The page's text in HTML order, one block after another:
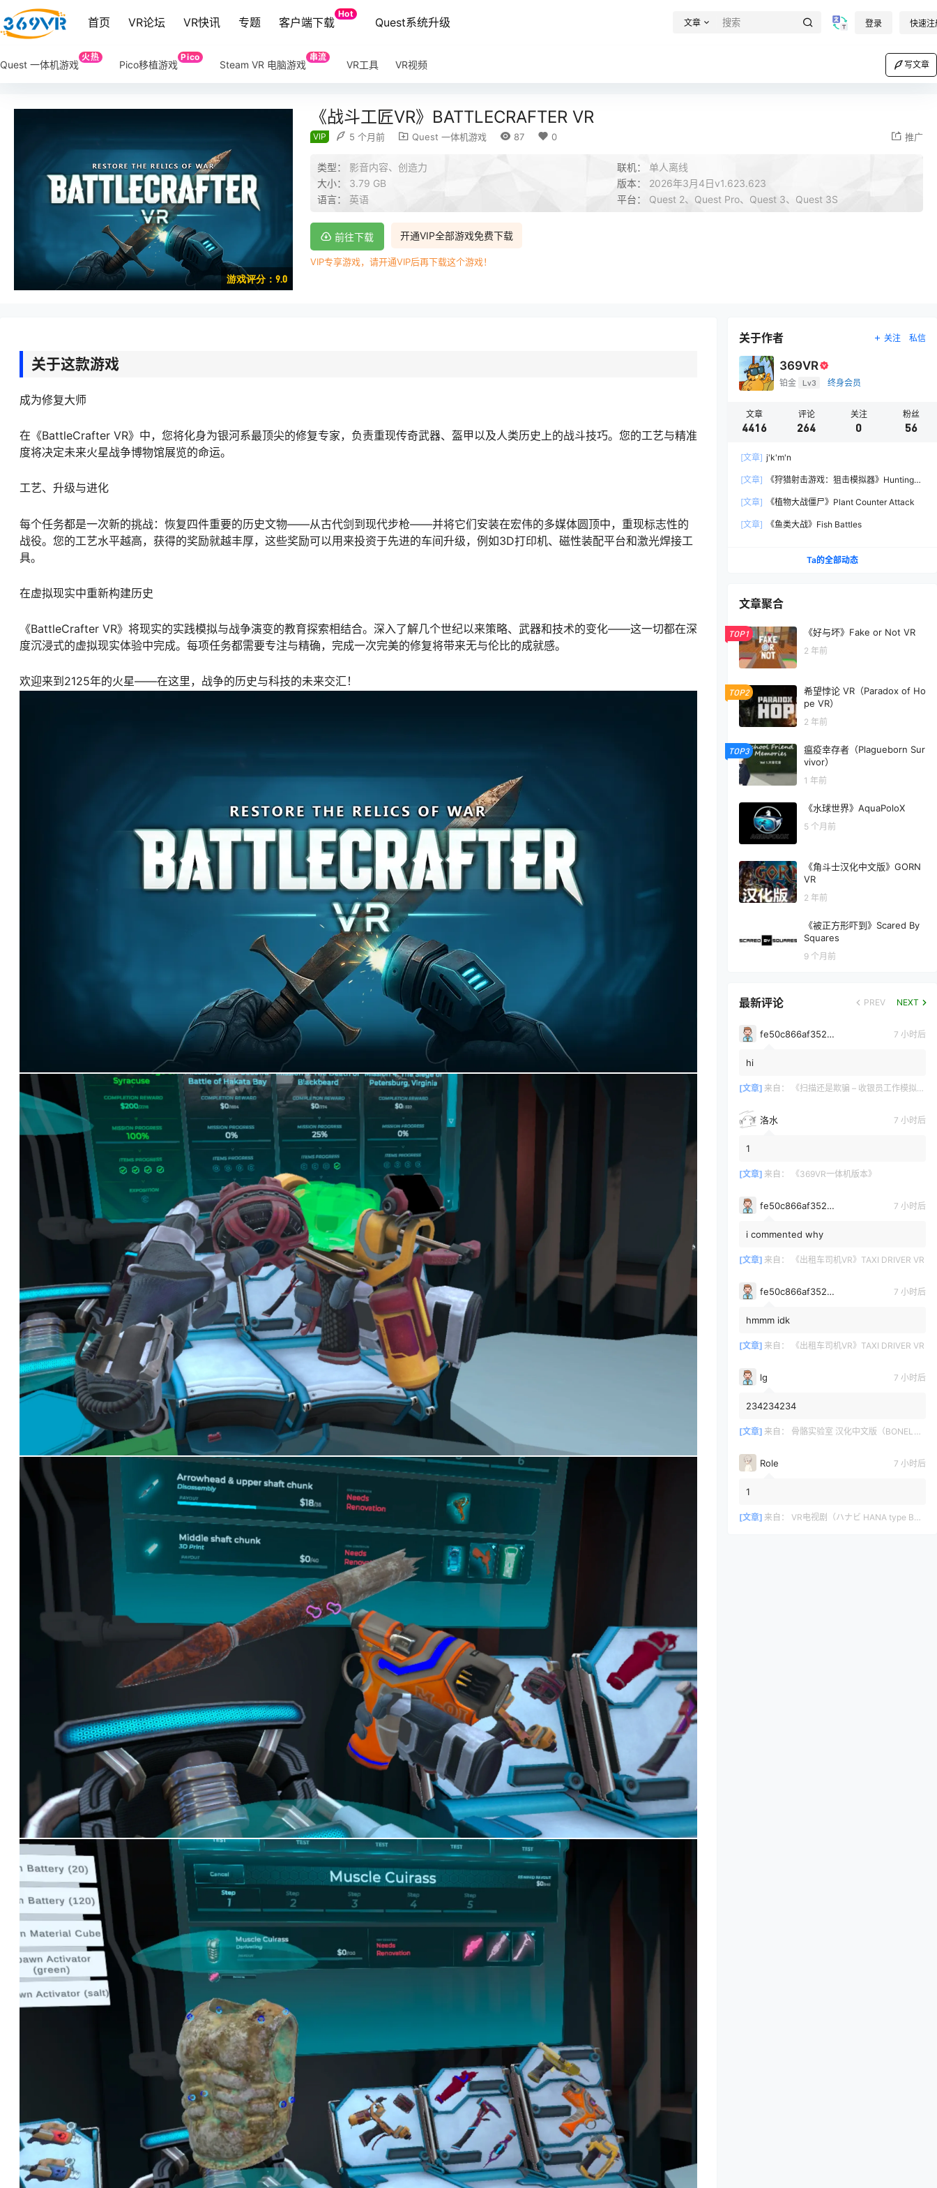
首页 VR论坛 VR快讯 专题 客户端下载
Hot
Quest系统升级 文章 登录 快速注
Quest 一体机游戏
火热
Pico移植游戏
Pico
Steam VR 电脑游戏
串流
VR工具 VR视频 写文章
游戏评分：9.0
《战斗工匠VR》BATTLECRAFTER VR
VIP 5 个月前 Quest 一体机游戏 87 0 推广
类型： 影音内容、创造力 联机： 单人离线
大小： 3.79 GB 版本： 2026年3月4日v1.623.623
语言： 英语 平台： Quest 2、Quest Pro、Quest 3、Quest 3S
开通VIP全部游戏免费下载
前往下载
VIP专享游戏，请开通VIP后再下载这个游戏！
关于这款游戏
成为修复大师
在《BattleCrafter VR》中，您将化身为银河系最顶尖的修复专家，负责重现传奇武器、盔甲以及人类历史上的战斗技巧。您的工艺与精准
度将决定未来火星战争博物馆展览的命运。
工艺、升级与进化
每个任务都是一次新的挑战：恢复四件重要的历史文物——从古代剑到现代步枪——并将它们安装在宏伟的多媒体圆顶中，重现标志性的
战役。您的工艺水平越高，获得的奖励就越丰厚，这些奖励可以用来投资于先进的车间升级，例如3D打印机、磁性装配平台和激光焊接工
具。
在虚拟现实中重新构建历史
《BattleCrafter VR》将现实的实践模拟与战争演变的教育探索相结合。深入了解几个世纪以来策略、武器和技术的变化——这一切都在深
度沉浸式的虚拟现实体验中完成。每项任务都需要专注与精确，完成一次完美的修复将带来无与伦比的成就感。
欢迎来到2125年的火星——在这里，战争的历史与科技的未来交汇！
关于作者 关注 私信
369VR
铂金 Lv3 终身会员
文章
4416
评论
264
关注
0
粉丝
56
[文章] j'k'm'n
[文章]
《狩猎射击游戏：狙击模拟器》Hunting
[文章]
《植物大战僵尸》Plant Counter Attack
[文章] 《鱼类大战》Fish Battles
Ta的全部动态
文章聚合
TOP1 《好与坏》Fake or Not VR
2 年前
TOP2
希望悖论 VR（Paradox of Ho
pe VR）
2 年前
TOP3
瘟疫幸存者（Plagueborn Sur
vivor）
1 年前
《水球世界》AquaPoloX
5 个月前
《角斗士汉化中文版》GORN
VR
2 年前
《被正方形吓到》Scared By
Squares
9 个月前
最新评论 PREV NEXT
fe50c866af35290a170a6675cb0d97d11678 7 小时后
hi
[文章] 来自： 《扫描还是欺骗 – 收银员工作模拟器》Scan or Scam – Cashier Job Simulator
洛水 7 小时后
1
[文章] 来自： 《369VR一体机版本》
fe50c866af35290a170a6675cb0d97d11678 7 小时后
i commented why
[文章] 来自： 《出租车司机VR》TAXI DRIVER VR
fe50c866af35290a170a6675cb0d97d11678 7 小时后
hmmm idk
[文章] 来自： 《出租车司机VR》TAXI DRIVER VR
lg 7 小时后
234234234
[文章] 来自： 骨骼实验室 汉化中文版（BONELAB）
Role 7 小时后
1
[文章] 来自： VR电视剧（ハナビ HANA type B）我的机器人女仆